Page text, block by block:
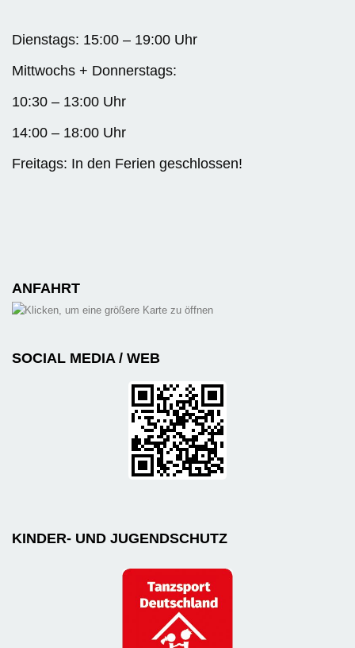
Dienstags: 15:00 – 19:00 Uhr
Mittwochs + Donnerstags:
10:30 – 13:00 Uhr
14:00 – 18:00 Uhr
Freitags: In den Ferien geschlossen!
ANFAHRT
SOCIAL MEDIA / WEB
KINDER- UND JUGENDSCHUTZ